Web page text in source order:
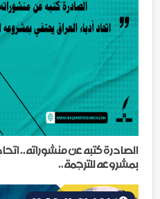
الصادرة كتبه عن منشوراته..
بمشروعه للترجمة..